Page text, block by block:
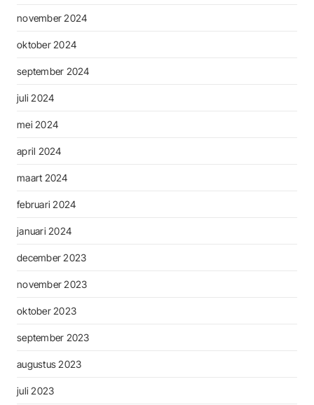
november 2024
oktober 2024
september 2024
juli 2024
mei 2024
april 2024
maart 2024
februari 2024
januari 2024
december 2023
november 2023
oktober 2023
september 2023
augustus 2023
juli 2023